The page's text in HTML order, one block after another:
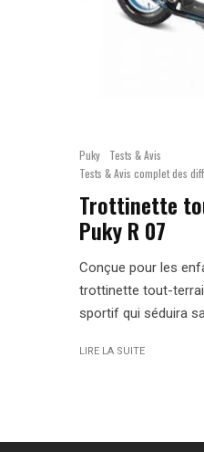
Puky
Tests & Avis
Tests & Avis complet des
Trottinette
Puky R 07
Conçue pour les
trottinette tout-
sportif qui séduira
LIRE LA SUITE